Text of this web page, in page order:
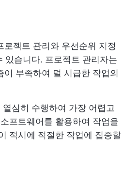
젝트 관리와 우선순위 지정
있습니다. 프로젝트 관리자는
부족하여 덜 시급한 작업의
심히 수행하여 가장 어렵고
프트웨어를 활용하여 작업을
적시에 적절한 작업에 집중할